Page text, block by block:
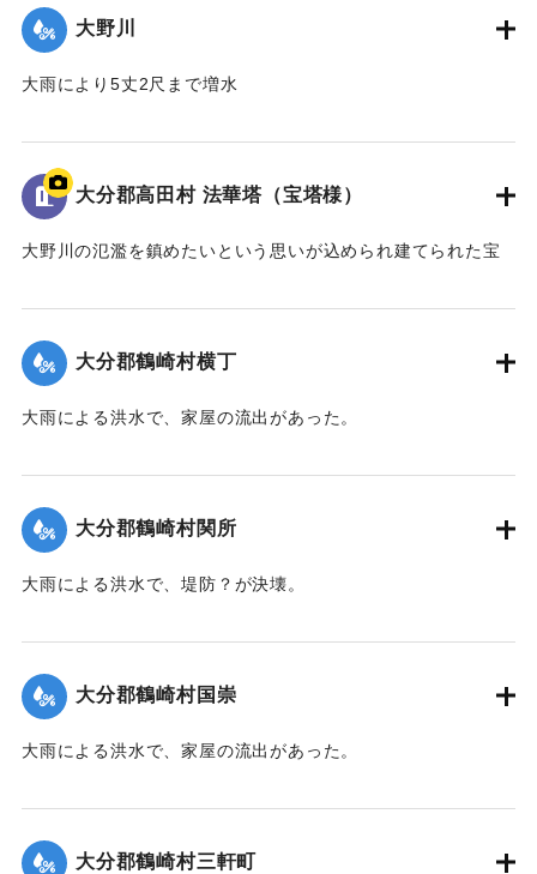
｜固有コード:00208009
大野川
大雨により5丈2尺まで増水
｜固有コード:00208010
大分郡高田村 法華塔（宝塔様）
大野川の氾濫を鎮めたいという思いが込められ建てられた宝
収められている。「慶応3（1867）年常行村の常仏寺では、
堤防に一字一石の「法華塔」を建立して毎年春秋に堤防が長
もちするように祈とうを勤めたいと願い出てこれを許され
多くの人が犠牲になってきた。
特に文久2年（1862）8月11日に発生した洪水では、大野川が
氾濫し、流出家屋307戸、死者36名の被害が発生したが、今
である。
（大分市防災局防災危機管理課提供）
【出典：大分市史編さん委員会（1987）『大分市史 中巻』大
分市】
大分郡鶴崎村横丁
大雨による洪水で、家屋の流出があった。
｜固有コード:00208004
大分郡鶴崎村関所
大雨による洪水で、堤防？が決壊。
｜固有コード:00208005
大分郡鶴崎村国崇
大雨による洪水で、家屋の流出があった。
｜固有コード:00208006
大分郡鶴崎村三軒町